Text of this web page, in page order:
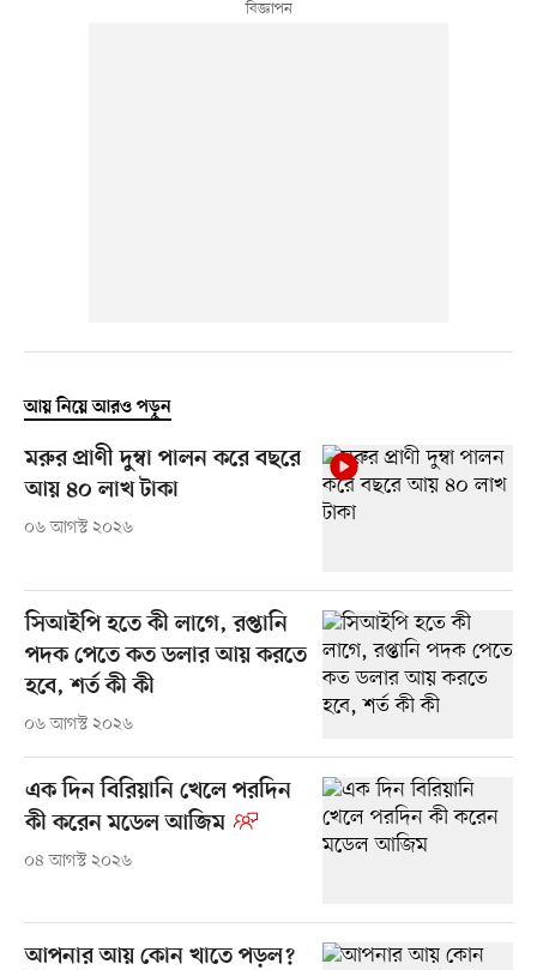
আয় নিয়ে আরও পড়ুন
মরুর প্রাণী দুম্বা পালন করে বছরে
আয় ৪০ লাখ টাকা
০৬ আগস্ট ২০২৬
সিআইপি হতে কী লাগে, রপ্তানি
পদক পেতে কত ডলার আয় করতে
হবে, শর্ত কী কী
০৬ আগস্ট ২০২৬
এক দিন বিরিয়ানি খেলে পরদিন
কী করেন মডেল আজিম
০৪ আগস্ট ২০২৬
আপনার আয় কোন খাতে পড়ল?